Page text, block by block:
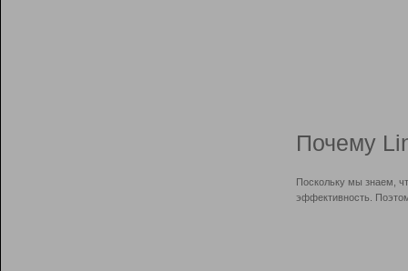
Почему
Поскольку мы знаем,
эффективность.